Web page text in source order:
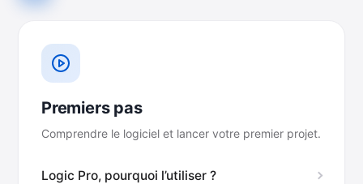
Premiers pas
Comprendre le logiciel et lancer votre premier projet.
Logic Pro, pourquoi l’utiliser ?